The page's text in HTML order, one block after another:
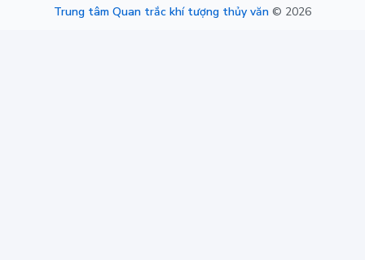
Trung tâm Quan trắc khí tượng thủy văn © 2026